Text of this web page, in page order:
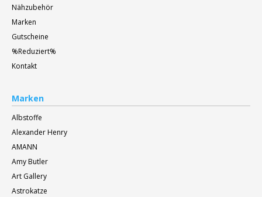
Nähzubehör
Marken
Gutscheine
%Reduziert%
Kontakt
Marken
Albstoffe
Alexander Henry
AMANN
Amy Butler
Art Gallery
Astrokatze